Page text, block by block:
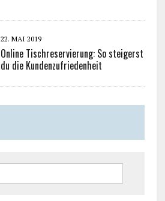
22. MAI 2019
Online Tischreservierung: So steigerst
du die Kundenzufriedenheit